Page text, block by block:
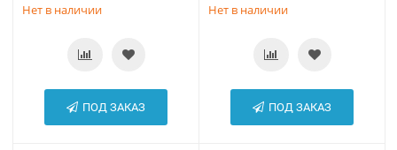
Нет в наличии
ПОД ЗАКАЗ
Нет в наличии
ПОД ЗАКАЗ